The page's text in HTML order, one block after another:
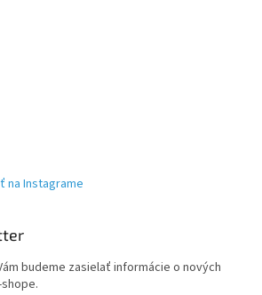
na Instagrame
budeme zasielať informácie o nových